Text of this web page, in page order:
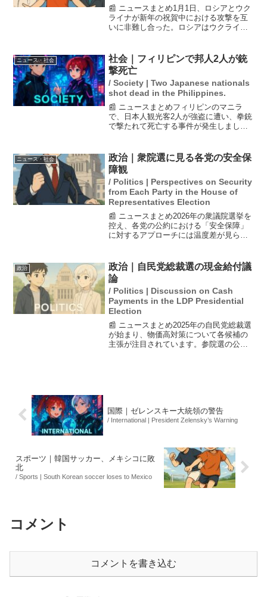
📰 ニュースまとめ1月1日、ロシアとウク
ライナが新年の祝賀中における攻撃を互
いに非難し合った。ロシアはウクライナ
の攻撃により、ヘルソンで24人が命を落
としたと報告して...
ニュース・社会
社会｜フィリピンで邦人2人が銃
撃死亡
/ Society | Two Japanese nationals
shot dead in the Philippines.
📰 ニュースまとめフィリピンのマニラ
で、日本人観光客2人が強盗に遭い、拳銃
で撃たれて死亡する事件が発生しまし
場から約600メートル離れた場所に乗り捨
てたことが確認され...
ニュース・社会
政治｜衆院選に見る各党の安全保
障観
/ Politics | Perspectives on Security
from Each Party in the House of
Representatives Election
📰 ニュースまとめ2026年の衆議院選挙を
控え、各党の公約における「安全保障」
に対するアプローチには温度差が見られ
影響を与えている。一部の政党は明確な
保守的立場を打ち出...
政治
政治｜自民党総裁選の現金給付議
論
/ Politics | Discussion on Cash
Payments in the LDP Presidential
Election
📰 ニュースまとめ2025年の自民党総裁選
が始まり、物価高対策について各候補の
主張が注目されています。参院選の公約
国際｜ゼレンスキー大統領の警告
/ International | President Zelensky’s Warning
スポーツ｜韓国サッカー、メキシコに敗
北
/ Sports | South Korean soccer loses to Mexico
コメント
コメントを書き込む